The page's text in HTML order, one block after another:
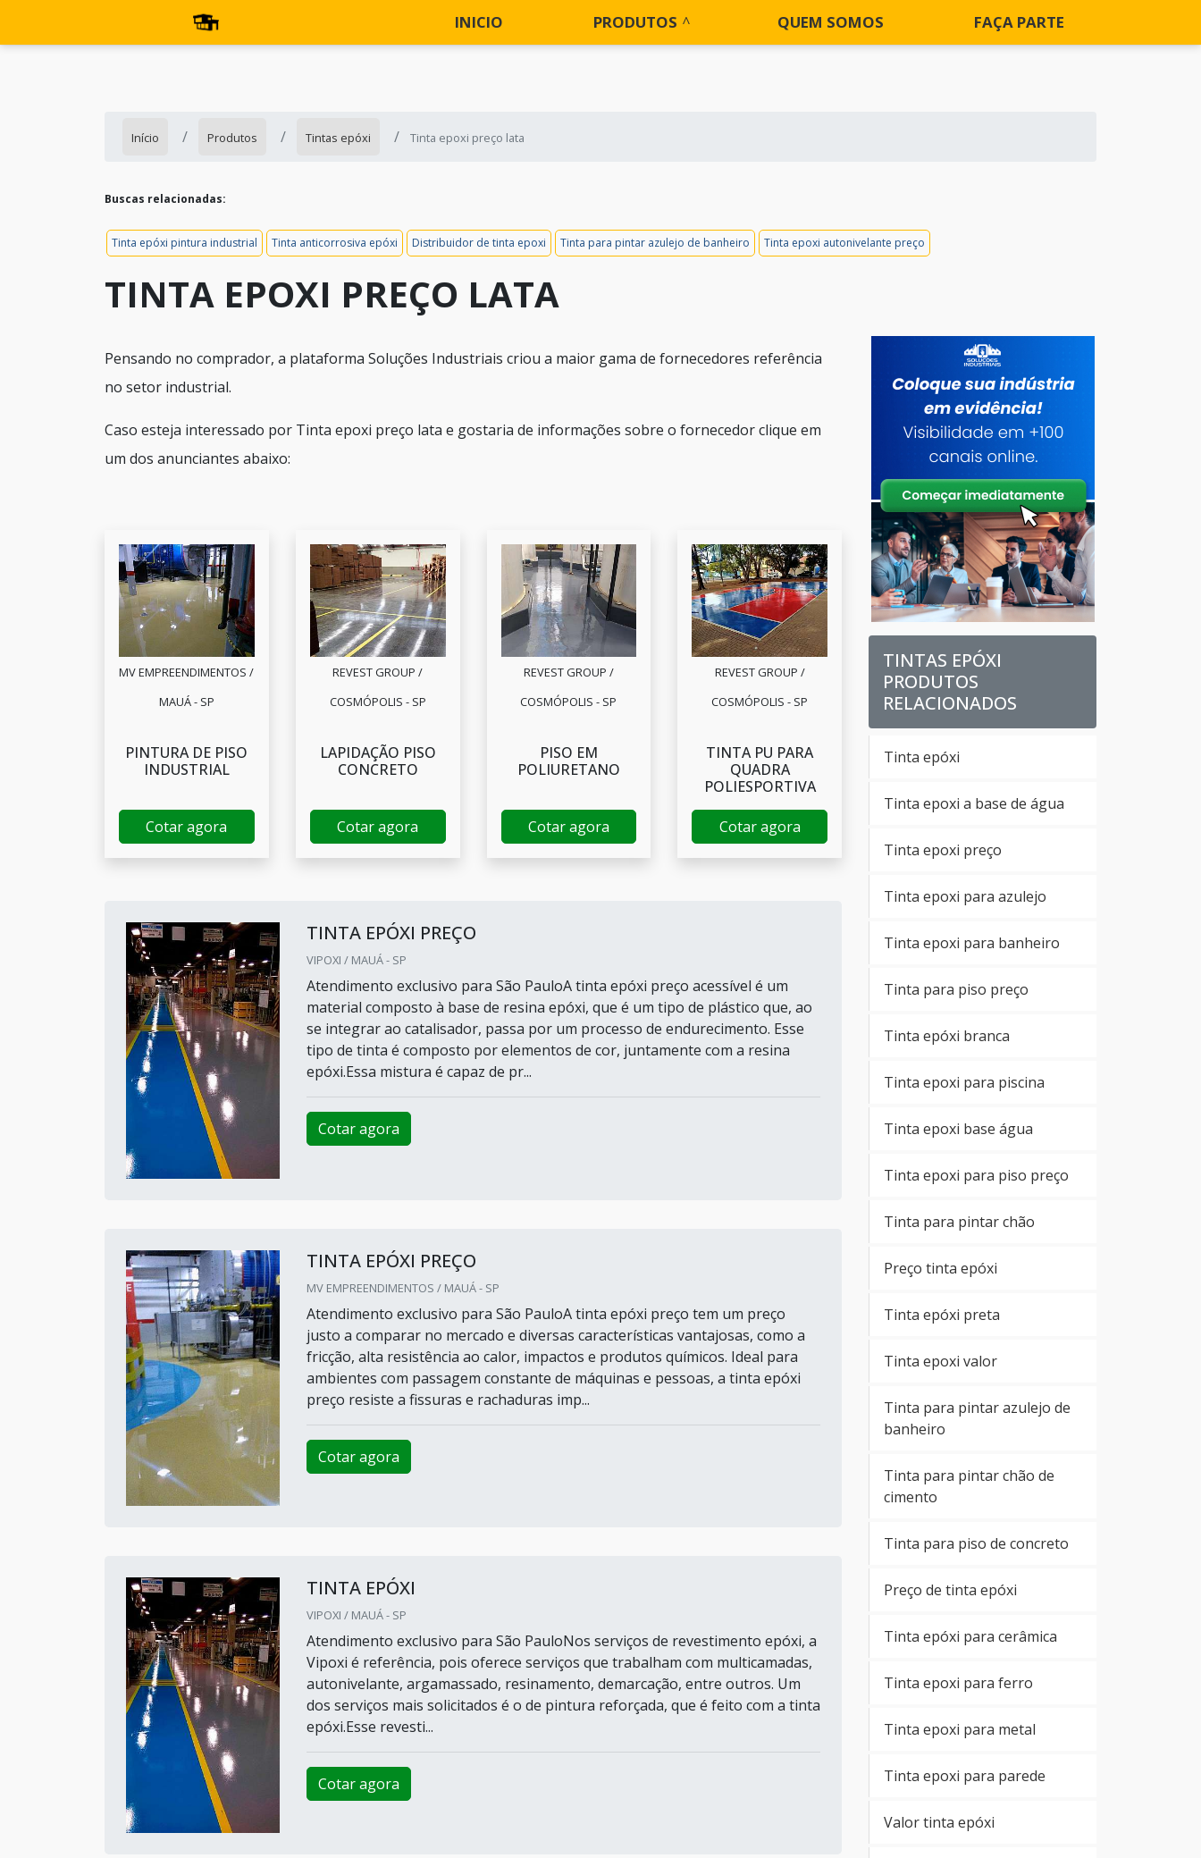
INICIO PRODUTOS QUEM SOMOS FAÇA PARTE
Início Produtos Tintas epóxi Tinta epoxi preço lata
Buscas relacionadas:
Tinta epóxi pintura industrial Tinta anticorrosiva epóxi Distribuidor de tinta epoxi Tinta para pintar azulejo de banheiro Tinta epoxi autonivelante preço
TINTA EPOXI PREÇO LATA
Pensando no comprador, a plataforma Soluções Industriais criou a maior gama de fornecedores referência
no setor industrial.
Caso esteja interessado por Tinta epoxi preço lata e gostaria de informações sobre o fornecedor clique em
um dos anunciantes abaixo:
MV EMPREENDIMENTOS /
MAUÁ - SP
PINTURA DE PISO
INDUSTRIAL
Cotar agora
REVEST GROUP /
COSMÓPOLIS - SP
LAPIDAÇÃO PISO
CONCRETO
Cotar agora
REVEST GROUP /
COSMÓPOLIS - SP
PISO EM
POLIURETANO
Cotar agora
REVEST GROUP /
COSMÓPOLIS - SP
TINTA PU PARA
QUADRA
POLIESPORTIVA
Cotar agora
TINTA EPÓXI PREÇO
VIPOXI / MAUÁ - SP
Atendimento exclusivo para São PauloA tinta epóxi preço acessível é um
material composto à base de resina epóxi, que é um tipo de plástico que, ao
se integrar ao catalisador, passa por um processo de endurecimento. Esse
tipo de tinta é composto por elementos de cor, juntamente com a resina
epóxi.Essa mistura é capaz de pr...
Cotar agora
TINTA EPÓXI PREÇO
MV EMPREENDIMENTOS / MAUÁ - SP
Atendimento exclusivo para São PauloA tinta epóxi preço tem um preço
justo a comparar no mercado e diversas características vantajosas, como a
fricção, alta resistência ao calor, impactos e produtos químicos. Ideal para
ambientes com passagem constante de máquinas e pessoas, a tinta epóxi
preço resiste a fissuras e rachaduras imp...
Cotar agora
TINTA EPÓXI
VIPOXI / MAUÁ - SP
Atendimento exclusivo para São PauloNos serviços de revestimento epóxi, a
Vipoxi é referência, pois oferece serviços que trabalham com multicamadas,
autonivelante, argamassado, resinamento, demarcação, entre outros. Um
dos serviços mais solicitados é o de pintura reforçada, que é feito com a tinta
epóxi.Esse revesti...
Cotar agora
TINTAS EPÓXI
PRODUTOS
RELACIONADOS
Tinta epóxi
Tinta epoxi a base de água
Tinta epoxi preço
Tinta epoxi para azulejo
Tinta epoxi para banheiro
Tinta para piso preço
Tinta epóxi branca
Tinta epoxi para piscina
Tinta epoxi base água
Tinta epoxi para piso preço
Tinta para pintar chão
Preço tinta epóxi
Tinta epóxi preta
Tinta epoxi valor
Tinta para pintar azulejo de
banheiro
Tinta para pintar chão de
cimento
Tinta para piso de concreto
Preço de tinta epóxi
Tinta epóxi para cerâmica
Tinta epoxi para ferro
Tinta epoxi para metal
Tinta epoxi para parede
Valor tinta epóxi